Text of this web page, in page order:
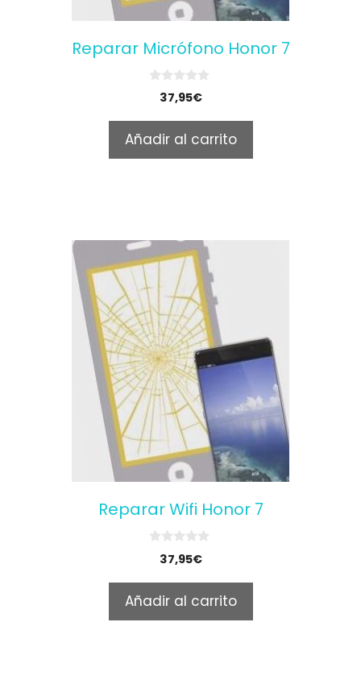
Reparar Micrófono Honor 7
o
f
5
37,95€
Añadir al carrito
Reparar Wifi Honor 7
o
f
5
37,95€
Añadir al carrito